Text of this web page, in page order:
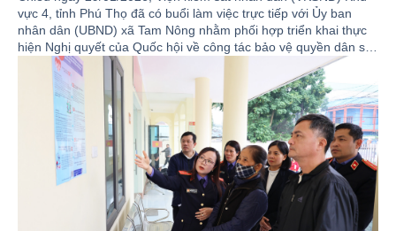
vực 4, tỉnh Phú Thọ đã có buổi làm việc trực tiếp với Ủy ban
nhân dân (UBND) xã Tam Nông nhằm phối hợp triển khai thực
hiện Nghị quyết của Quốc hội về công tác bảo vệ quyền dân sự
và lợi ích công cộng.